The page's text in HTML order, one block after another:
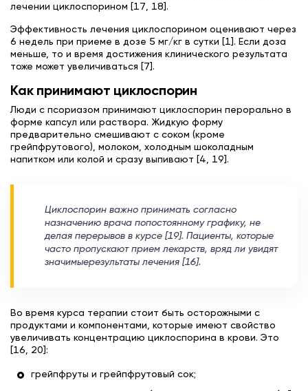
лечении циклоспорином [17, 18].
Эффективность лечения циклоспорином оценивают через
6 недель при приеме в дозе 5 мг/кг в сутки [1]. Если доза
меньше, то и время достижения клинического результата
тоже может увеличиваться [7].
Как принимают циклоспорин
Люди с псориазом принимают циклоспорин перорально в
форме капсул или раствора. Жидкую форму
предварительно смешивают с соком (кроме
грейпфрутового), молоком, холодным шоколадным
напитком или колой и сразу выпивают [4, 19].
Циклоспорин важно принимать согласно
назначению врача попостоянному графику, не
делая перерывов в курсе [19]. Пациенты, которые
часто пропускают прием лекарств, вряд ли увидят
значимыерезультаты лечения [16].
Во время курса терапии стоит быть осторожными с
продуктами и компонентами, которые имеют свойство
увеличивать концентрацию циклоспорина в крови. Это
[16, 20]:
грейпфруты и грейпфрутовый сок;